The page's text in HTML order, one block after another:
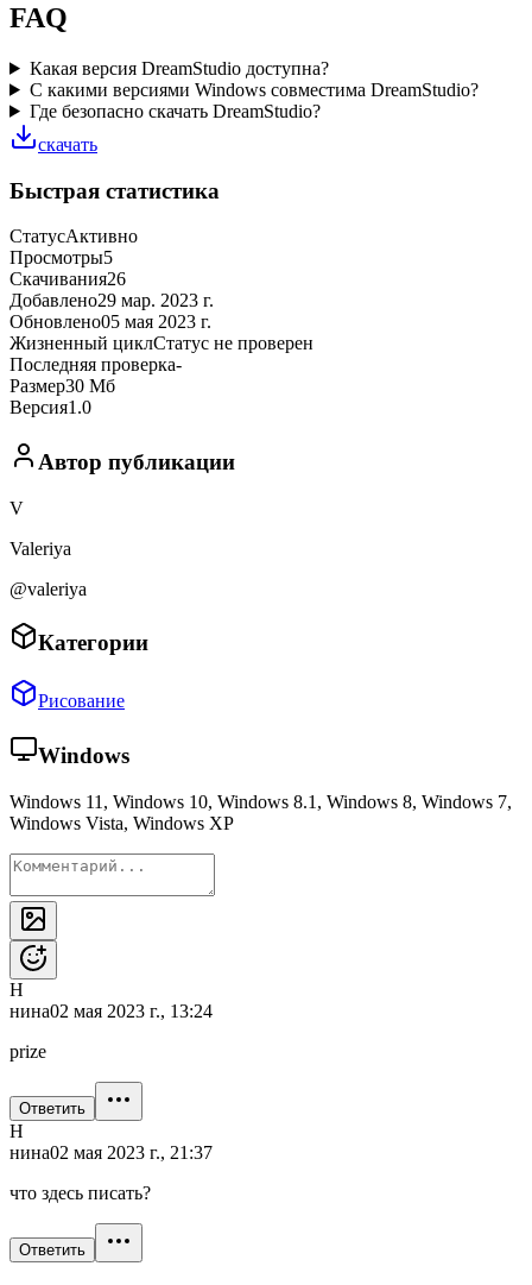
FAQ
Какая версия DreamStudio доступна?
С какими версиями Windows совместима DreamStudio?
Где безопасно скачать DreamStudio?
скачать
Быстрая статистика
СтатусАктивно
Просмотры5
Скачивания26
Добавлено29 мар. 2023 г.
Обновлено05 мая 2023 г.
Жизненный циклСтатус не проверен
Последняя проверка-
Размер30 Мб
Версия1.0
Автор публикации
V
Valeriya
@valeriya
Категории
Рисование
Windows
Windows 11, Windows 10, Windows 8.1, Windows 8, Windows 7,
Windows Vista, Windows XP
Н
нина02 мая 2023 г., 13:24
prize
Ответить
Н
нина02 мая 2023 г., 21:37
что здесь писать?
Ответить